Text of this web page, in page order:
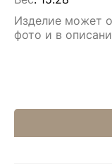
Изделие может
фото и в
Алла